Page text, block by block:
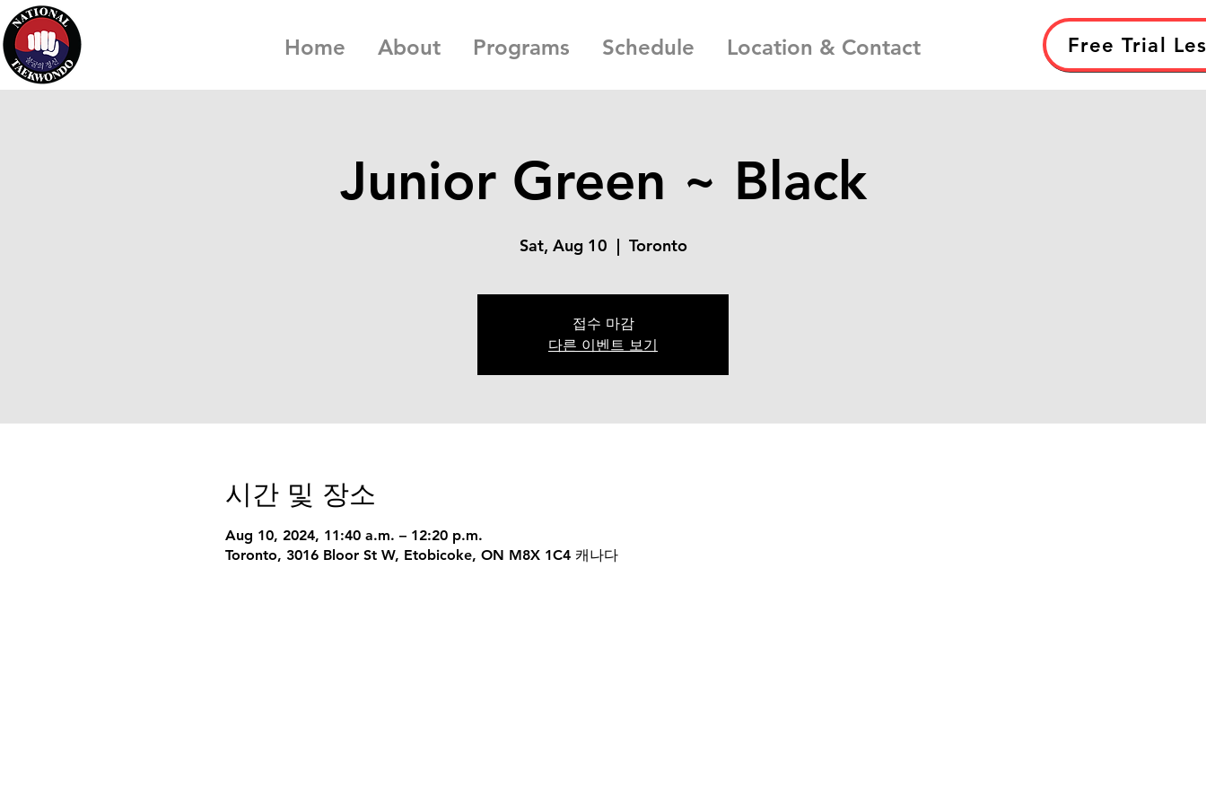
Home About Programs Schedule Location & Contact Free Trial
Junior Green ~ Black
Sat, Aug 10
  |
Toronto
접수 마감
다른 이벤트 보기
시간 및 장소
Aug 10, 2024, 11:40 a.m. – 12:20 p.m.
Toronto, 3016 Bloor St W, Etobicoke, ON M8X 1C4 캐나다